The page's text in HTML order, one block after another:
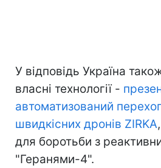
У відповідь Україна
власні технології -
автоматизований
швидкісних дронів ZIRKA
для боротьби з
"Геранями-4".